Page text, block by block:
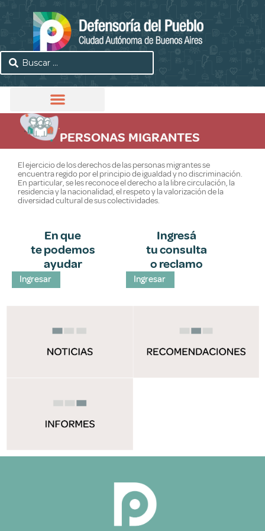
PERSONAS MIGRANTES
El ejercicio de los derechos de las personas migrantes se
encuentra regido por el principio de igualdad y no discriminación.
En particular, se les reconoce el derecho a la libre circulación, la
residencia y la nacionalidad, el respeto y la valorización de la
diversidad cultural de sus colectividades.
En que
te podemos
ayudar
Ingresar
Ingresá
tu consulta
o reclamo
Ingresar